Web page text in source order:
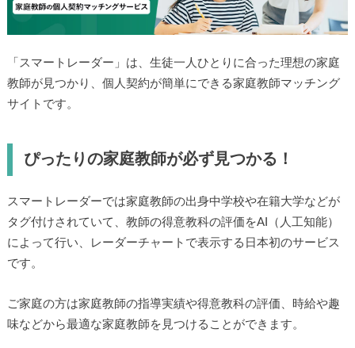
「スマートレーダー」は、生徒一人ひとりに合った理想の家庭
教師が見つかり、個人契約が簡単にできる家庭教師マッチング
サイトです。
ぴったりの家庭教師が必ず見つかる！
スマートレーダーでは家庭教師の出身中学校や在籍大学などが
タグ付けされていて、教師の得意教科の評価をAI（人工知能）
によって行い、レーダーチャートで表示する日本初のサービス
です。
ご家庭の方は家庭教師の指導実績や得意教科の評価、時給や趣
味などから最適な家庭教師を見つけることができます。